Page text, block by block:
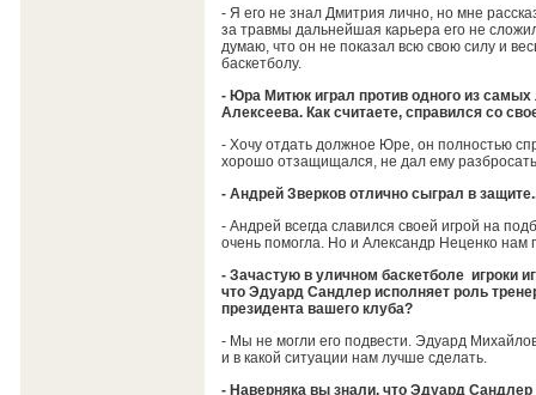
- Я его не знал Дмитрия лично, но мне
за травмы дальнейшая карьера его не
думаю, что он не показал всю свою силу и
баскетболу.
- Юра Митюк играл против одного из
Алексеева. Как считаете, справился со
- Хочу отдать должное Юре, он полностью
хорошо отзащищался, не дал ему
- Андрей Зверков отлично сыграл в
- Андрей всегда славился своей игрой на
очень помогла. Но и Александр Неценко нам
- Зачастую в уличном баскетболе игроки
что Эдуард Сандлер исполняет роль
президента вашего клуба?
- Мы не могли его подвести. Эдуард
и в какой ситуации нам лучше сделать.
- Наверняка вы знали, что Эдуард